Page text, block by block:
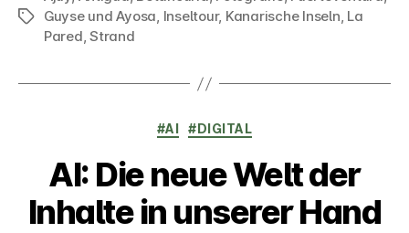
Schlagwörter
Guyse und Ayosa, Inseltour, Kanarische Inseln, La
Pared,Strand
Kategorien
#AI #DIGITAL
AI: Die neue Welt der
Inhalte in unserer Hand